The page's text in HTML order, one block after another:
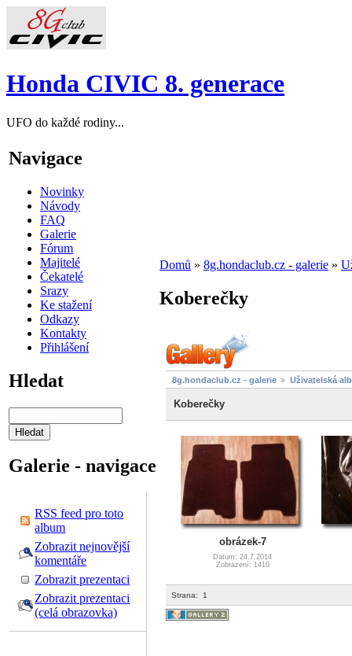
Honda CIVIC 8. generace
UFO do každé rodiny...
Navigace
Novinky
Návody
FAQ
Galerie
Fórum
Majitelé
Čekatelé
Srazy
Ke stažení
Odkazy
Kontakty
Přihlášení
Hledat
Galerie - navigace
RSS feed pro toto
album
Zobrazit nejnovější
komentáře
Zobrazit prezentaci
Zobrazit prezentaci
(celá obrazovka)
Domů » 8g.hondaclub.cz - galerie »
Koberečky
8g.hondaclub.cz - galerie Uživatelská
Koberečky
obrázek-7
Datum: 24.7.2014
Zobrazení: 1410
Strana: 1